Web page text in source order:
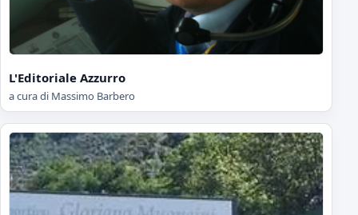
L'Editoriale Azzurro
a cura di Massimo Barbero